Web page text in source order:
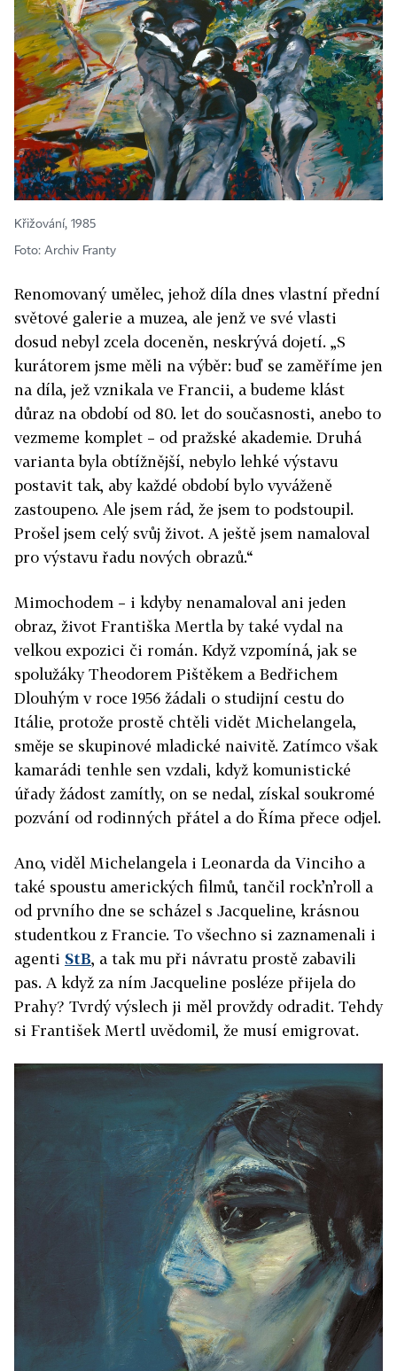
Křižování, 1985
Foto: Archiv Franty
Renomovaný umělec, jehož díla dnes vlastní přední
světové galerie a muzea, ale jenž ve své vlasti
dosud nebyl zcela doceněn, neskrývá dojetí. „S
kurátorem jsme měli na výběr: buď se zaměříme jen
na díla, jež vznikala ve Francii, a budeme klást
důraz na období od 80. let do současnosti, anebo to
vezmeme komplet – od pražské akademie. Druhá
varianta byla obtížnější, nebylo lehké výstavu
postavit tak, aby každé období bylo vyváženě
zastoupeno. Ale jsem rád, že jsem to podstoupil.
Prošel jsem celý svůj život. A ještě jsem namaloval
pro výstavu řadu nových obrazů.“
Mimochodem – i kdyby nenamaloval ani jeden
obraz, život Františka Mertla by také vydal na
velkou expozici či román. Když vzpomíná, jak se
spolužáky Theodorem Pištěkem a Bedřichem
Dlouhým v roce 1956 žádali o studijní cestu do
Itálie, protože prostě chtěli vidět Michelangela,
směje se skupinové mladické naivitě. Zatímco však
kamarádi tenhle sen vzdali, když komunistické
úřady žádost zamítly, on se nedal, získal soukromé
pozvání od rodinných přátel a do Říma přece odjel.
Ano, viděl Michelangela i Leonarda da Vinciho a
také spoustu amerických filmů, tančil rock’n’roll a
od prvního dne se scházel s Jacqueline, krásnou
studentkou z Francie. To všechno si zaznamenali i
agenti StB, a tak mu při návratu prostě zabavili
pas. A když za ním Jacqueline posléze přijela do
Prahy? Tvrdý výslech ji měl provždy odradit. Tehdy
si František Mertl uvědomil, že musí emigrovat.